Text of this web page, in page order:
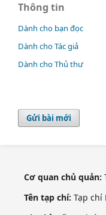
Thông tin
Dành cho bạn đọc
Dành cho Tác giả
Dành cho Thủ thư
Gửi bài mới
Cơ quan chủ quản:
Tên tạp chí: Tạp chí